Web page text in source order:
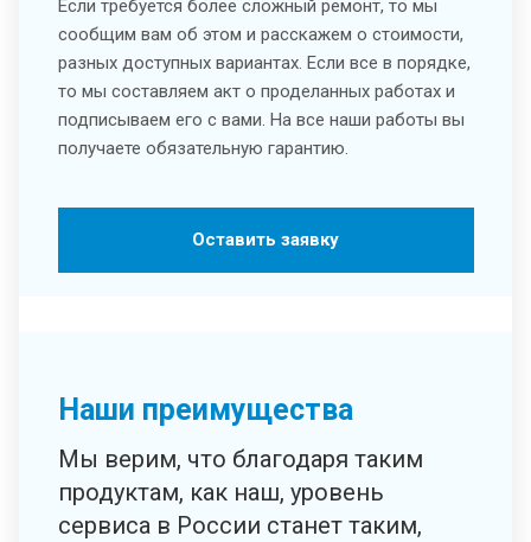
Если требуется более сложный ремонт, то мы
сообщим вам об этом и расскажем о стоимости,
разных доступных вариантах. Если все в порядке,
то мы составляем акт о проделанных работах и
подписываем его с вами. На все наши работы вы
получаете обязательную гарантию.
Оставить заявку
Наши преимущества
Мы верим, что благодаря таким
продуктам, как наш, уровень
сервиса в России станет таким,